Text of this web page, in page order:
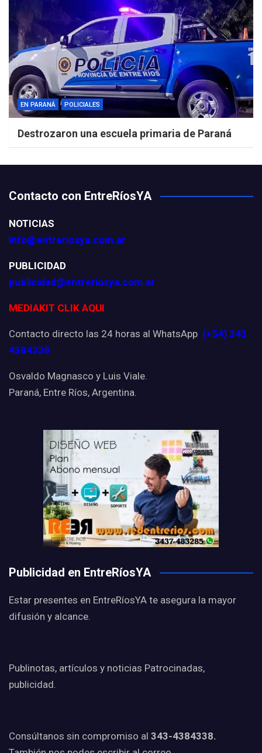
EN PARANÁ POLICIALES
Destrozaron una escuela primaria de Paraná
Contacto con EntreRíosYA
NOTICIAS
info@entreriosya.com.ar
PUBLICIDAD
publicidad@entreriosya.com.ar
MEDIAKIT CLIK AQUI
Contacto directo las 24 horas al WhatsApp (+54) 343
4384338
Osvaldo Magnasco y Luis Viale.
Paraná, Entre Ríos, Argentina.
Publicidad en EntreRíosYA
Estar presentes en EntreRíosYA te asegura la mayor
difusión y alcance.
Publinotas, artículos y noticias Patrocinadas,
publicidad.
Consúltanos sin compromiso al 343-4384338.